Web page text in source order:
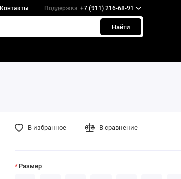
Контакты Поддержка +7 (911) 216-68-91
Найти
В избранное В сравнение
Размер